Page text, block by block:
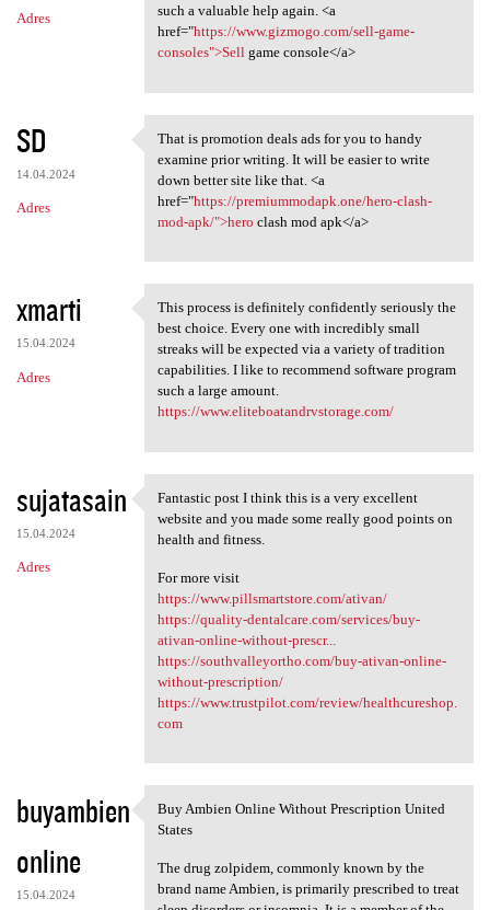
Adres
such a valuable help again. <a
href="https://www.gizmogo.com/sell-game-
consoles">Sellgame console</a>
SD
14.04.2024
Adres
That is promotion deals ads
That is promotion deals ads for you to handy
examine prior writing. It will be easier to write
down better site like that. <a
href="https://premiummodapk.one/hero-clash-
mod-apk/">hero clash mod apk</a>
xmarti
15.04.2024
Adres
This process is definitely
This process is definitely confidently seriously the
best choice. Every one with incredibly small
streaks will be expected via a variety of tradition
capabilities. I like to recommend software program
such a large amount.
https://www.eliteboatandrvstorage.com/
sujatasain
15.04.2024
Adres
Fantastic post I think this
Fantastic post I think this is a very excellent
website and you made some really good points on
health and fitness.
For more visit
https://www.pillsmartstore.com/ativan/
https://quality-dentalcare.com/services/buy-
ativan-online-without-prescr...
https://southvalleyortho.com/buy-ativan-online-
without-prescription/
https://www.trustpilot.com/review/healthcureshop.
com
buyambien
online
15.04.2024
Buy Ambien Online Without
Buy Ambien Online Without Prescription United
States
The drug zolpidem, commonly known by the
brand name Ambien, is primarily prescribed to treat